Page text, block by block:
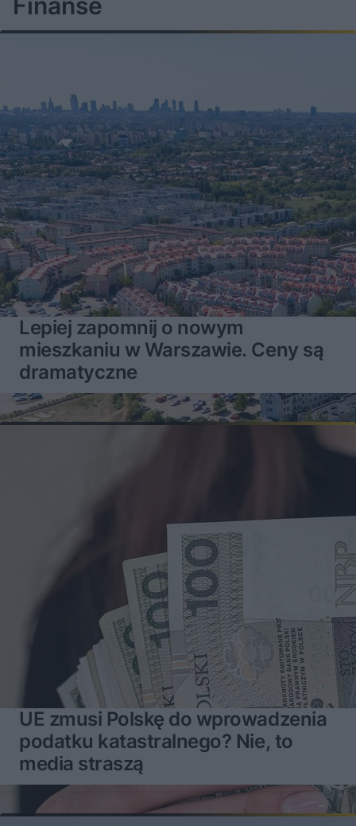
Lepiej zapomnij o nowym
mieszkaniu w Warszawie. Ceny są
dramatyczne
UE zmusi Polskę do wprowadzenia
podatku katastralnego? Nie, to
media straszą